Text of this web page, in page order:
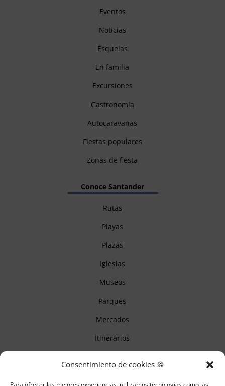
Consentimiento de cookies 🍪
Eventos
Noticias
Esquelas
En familia
Excursiones
Gastronomía
Autocaravanas
Fiestas populares
Zonas de fiesta
Conoce Santander
Rutas
Playas
Plazas
Iglesias
Museos
Parques
Mercados
Itinerarios